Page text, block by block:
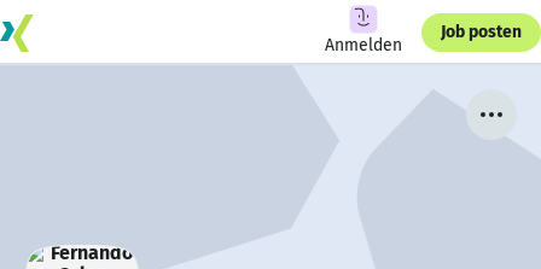
Anmelden
Job posten